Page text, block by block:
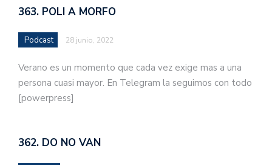
363. POLI A MORFO
Podcast 28 junio, 2022
Verano es un momento que cada vez exige mas a una
persona cuasi mayor. En Telegram la seguimos con todo
[powerpress]
362. DO NO VAN